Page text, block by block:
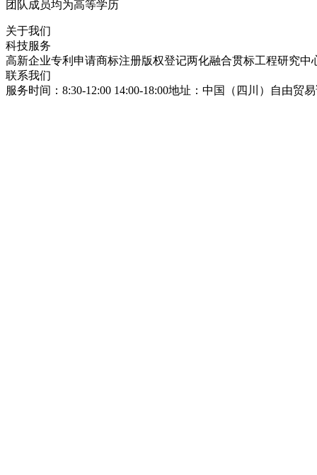
团队成员均为高等学历
关于我们
科技服务
高新企业专利申请商标注册版权登记两化融合贯标工程研究中
联系我们
服务时间：8:30-12:00 14:00-18:00地址：中国（四川）自由贸